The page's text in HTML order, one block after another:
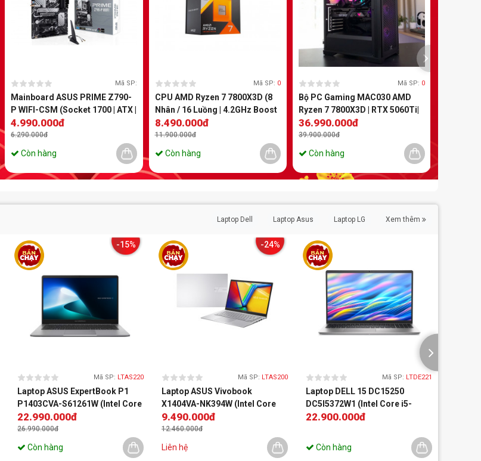
Mã SP:
Mainboard ASUS PRIME Z790-
P WIFI-CSM (Socket 1700 | ATX |
4 khe RAM DDR5)
4.990.000đ
6.290.000đ
Còn hàng
Mã SP: 0
CPU AMD Ryzen 7 7800X3D (8
Nhân / 16 Luồng | 4.2GHz Boost
5.0GHz | 140MB Cache | TDP
120W | Socket AM5)
8.490.000đ
11.900.000đ
Còn hàng
Mã SP: 0
Bộ PC Gaming MAC030 AMD
Ryzen 7 7800X3D | RTX 5060Ti|
RAM 16GB | 500GB
36.990.000đ
39.900.000đ
Còn hàng
Laptop Dell Laptop Asus Laptop LG Xem thêm
-15%
Mã SP: LTAS220
Laptop ASUS ExpertBook P1
P1403CVA-S61261W (Intel Core
i7-13620H | Intel UHD | 14 inch
FHD | 16GB | 1TB | Win 11)
22.990.000đ
26.990.000đ
Còn hàng
-24%
Mã SP: LTAS200
Laptop ASUS Vivobook
X1404VA-NK394W (Intel Core
i3-1315U | Intel UHD Graphics |
14 inch FHD | 8GB | 512GB | Win
9.490.000đ
12.460.000đ
Liên hệ
Mã SP: LTDE221
Laptop DELL 15 DC15250
DC5I5372W1 (Intel Core i5-
1334U | 16GB-D5 | 512GB | 15.6
22.900.000đ
Còn hàng